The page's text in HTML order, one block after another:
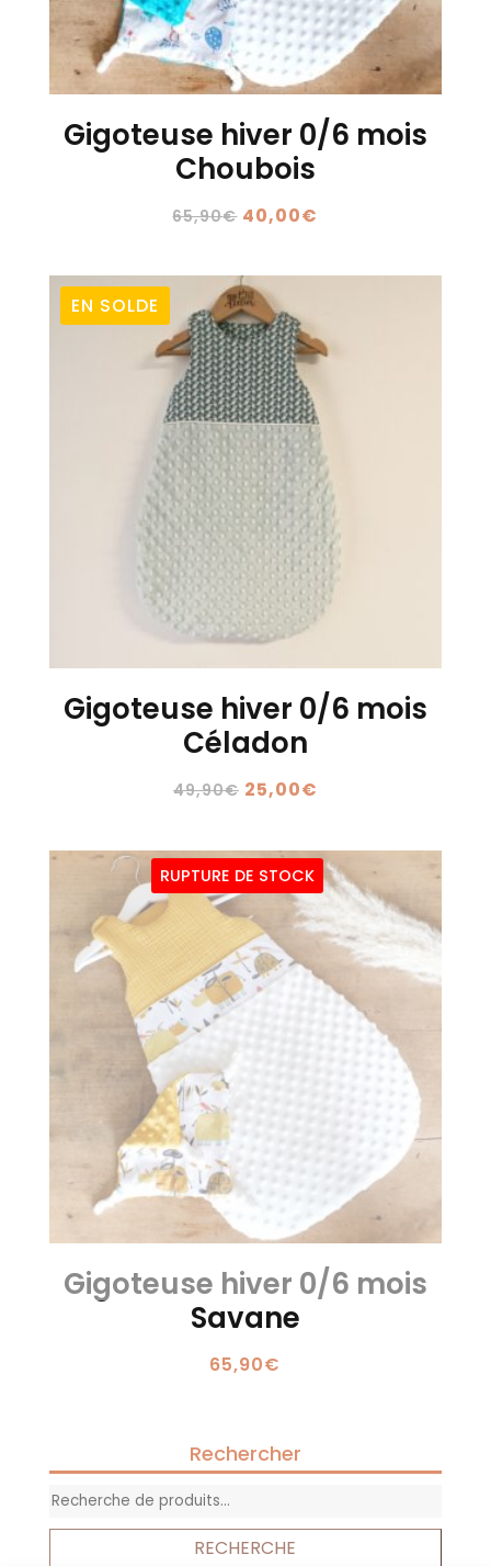
Gigoteuse hiver 0/6 mois
Choubois
65,90€ Le
initial
était :
65,90€.
40,00€
actuel
40,00€.
EN SOLDE
Gigoteuse hiver 0/6 mois
Céladon
49,90€ Le
initial
était :
49,90€.
25,00€
actuel
est :
25,00€.
RUPTURE DE STOCK
Gigoteuse hiver 0/6 mois
Savane
65,90€
Rechercher
Recherche
pour :
RECHERCHE